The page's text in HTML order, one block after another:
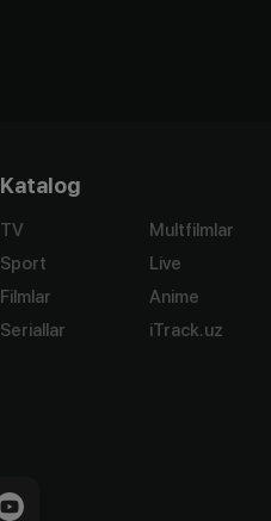
Katalog
TV
Sport
Filmlar
Seriallar
Multfilmlar
Live
Anime
iTrack.uz